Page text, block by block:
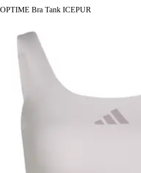
OPTIME Bra Tank ICEPUR